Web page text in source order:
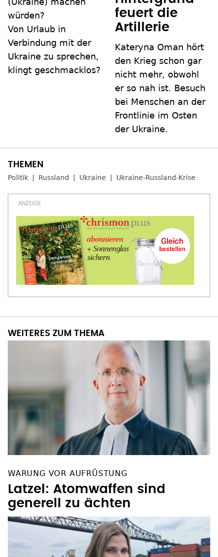
würden?
Von Urlaub in
Verbindung mit der
Ukraine zu sprechen,
klingt geschmacklos?
feuert die
Artillerie
Kateryna Oman hört
den Krieg schon gar
nicht mehr, obwohl
er so nah ist. Besuch
bei Menschen an der
Frontlinie im Osten
der Ukraine.
Politik Russland Ukraine Ukraine-Russland-Krise
WEITERES ZUM THEMA
WARUNG VOR AUFRÜSTUNG
Latzel: Atomwaffen sind
generell zu ächten